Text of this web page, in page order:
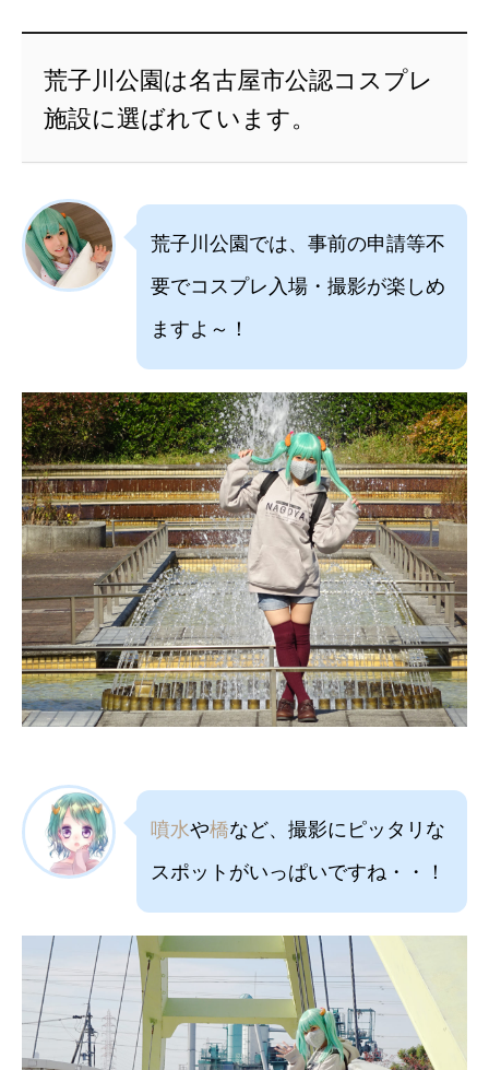
荒子川公園は名古屋市公認コスプレ
施設に選ばれています。
荒子川公園では、事前の申請等不
要でコスプレ入場・撮影が楽しめ
ますよ～！
噴水や橋など、撮影にピッタリな
スポットがいっぱいですね・・！